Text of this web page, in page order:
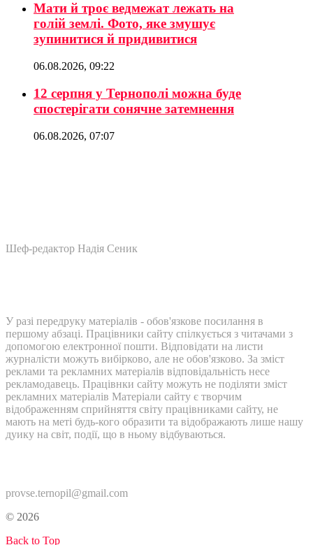
Мати й троє ведмежат лежать на
голій землі. Фото, яке змушує
зупинитися й придивитися
06.08.2026, 09:22
12 серпня у Тернополі можна буде
спостерігати сонячне затемнення
06.08.2026, 07:07
Шеф-редактор Надія Сеник
У разі передруку матеріалів - обов'язкове посилання в
першому абзаці. Працівники сайту спілкується з читачами з
допомогою електронної пошти. Відповідати на листи
журналісти можуть вибірково, але не обов'язково. За зміст
реклами та рекламних матеріалів відповідальність несе
рекламодавець. Працівнки сайту можуть не поділяти зміст
рекламних матеріалів Матеріали сайту є творчим
відображенням сприйняття світу працівниками сайту, не
мають на меті будь-кого образити та відображають лише нашу
дуику на світ, події, що в ньому відбуваються.
provse.ternopil@gmail.com
© 2026
Back to Top